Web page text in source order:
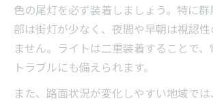
色の尾灯を必ず装着しましょう。特に
部は街灯が少なく、夜間や早朝は視認
ません。ライトは二重装着することで
トラブルにも備えられます。
また、路面状況が変化しやすい地域で